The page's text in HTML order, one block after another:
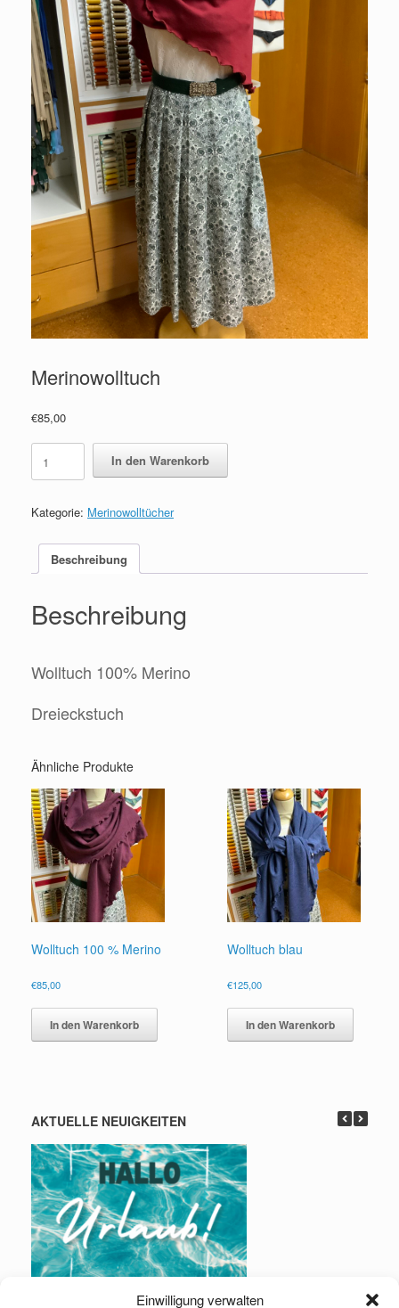
Einwilligung verwalten
Merinowolltuch
€85,00
Menge
In den Warenkorb
Kategorie: Merinowolltücher
Beschreibung
Beschreibung
Wolltuch 100% Merino
Dreieckstuch
Ähnliche Produkte
Wolltuch 100 % Merino
€85,00
In den Warenkorb
Wolltuch blau
€125,00
In den Warenkorb
AKTUELLE NEUIGKEITEN